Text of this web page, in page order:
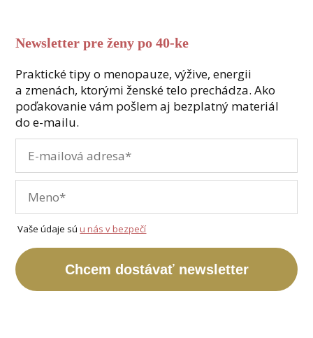
Newsletter pre ženy po 40-ke
Praktické tipy o menopauze, výžive, energii
a zmenách, ktorými ženské telo prechádza. Ako
poďakovanie vám pošlem aj bezplatný materiál
do e-mailu.
Vaše údaje súu nás v bezpečí
Chcem dostávať newsletter